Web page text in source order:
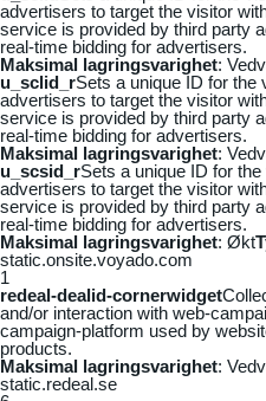
advertisers to target the visitor
service is provided by third party
real-time bidding for advertisers.
Maksimal lagringsvarighet:
u_sclid_rSets a unique ID for the
advertisers to target the visitor
service is provided by third party
real-time bidding for advertisers.
Maksimal lagringsvarighet:
u_scsid_rSets a unique ID for
advertisers to target the visitor
service is provided by third party
real-time bidding for advertisers.
Maksimal lagringsvarighet: Økt
static.onsite.voyado.com
1
redeal-dealid-cornerwidget
and/or interaction with web-
campaign-platform used by
products.
Maksimal lagringsvarighet:
static.redeal.se